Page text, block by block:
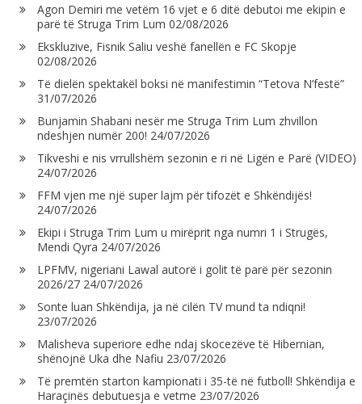
Agon Demiri me vetëm 16 vjet e 6 ditë debutoi me ekipin e
parë të Struga Trim Lum 02/08/2026
Ekskluzive, Fisnik Saliu veshë fanellën e FC Skopje
02/08/2026
Të dielën spektakël boksi në manifestimin “Tetova N’festë”
31/07/2026
Bunjamin Shabani nesër me Struga Trim Lum zhvillon
ndeshjen numër 200! 24/07/2026
Tikveshi e nis vrrullshëm sezonin e ri në Ligën e Parë (VIDEO)
24/07/2026
FFM vjen me një super lajm për tifozët e Shkëndijës!
24/07/2026
Ekipi i Struga Trim Lum u mirëprit nga numri 1 i Strugës,
Mendi Qyra 24/07/2026
LPFMV, nigeriani Lawal autorë i golit të parë për sezonin
2026/27 24/07/2026
Sonte luan Shkëndija, ja në cilën TV mund ta ndiqni!
23/07/2026
Malisheva superiore edhe ndaj skocezëve të Hibernian,
shënojnë Uka dhe Nafiu 23/07/2026
Të premtën starton kampionati i 35-të në futboll! Shkëndija e
Haraçinës debutuesja e vetme 23/07/2026